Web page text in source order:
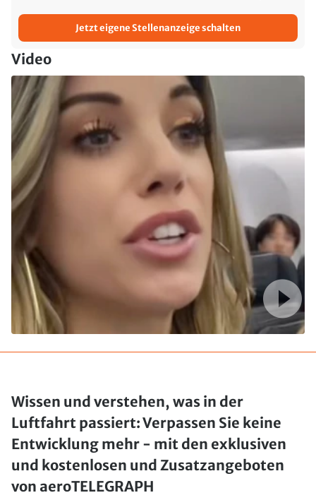
Jetzt eigene Stellenanzeige schalten
Video
Wissen und verstehen, was in der
Luftfahrt passiert: Verpassen Sie keine
Entwicklung mehr - mit den exklusiven
und kostenlosen und Zusatzangeboten
von aeroTELEGRAPH